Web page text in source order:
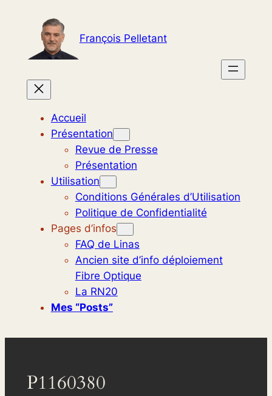
contenu
François Pelletant
Accueil
Présentation
Revue de Presse
Présentation
Utilisation
Conditions Générales d’Utilisation
Politique de Confidentialité
Pages d’infos
FAQ de Linas
Ancien site d’info déploiement
Fibre Optique
La RN20
Mes “posts”
P1160380